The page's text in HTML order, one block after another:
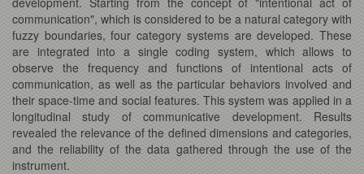
communication", which is considered to be a natural category with
fuzzy boundaries, four category systems are developed. These
are integrated into a single coding system, which allows to
observe the frequency and functions of intentional acts of
communication, as well as the particular behaviors involved and
their space-time and social features. This system was applied in a
longitudinal study of communicative development. Results
revealed the relevance of the defined dimensions and categories,
and the reliability of the data gathered through the use of the
instrument.